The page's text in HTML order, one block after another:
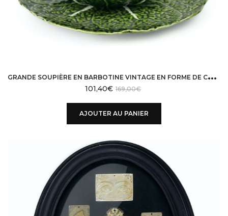
G
RANDE SOUPIÈRE EN BARBOTINE VINTAGE EN FORME DE CHOU
169,00€
101,40€
AJOUTER AU PANIER